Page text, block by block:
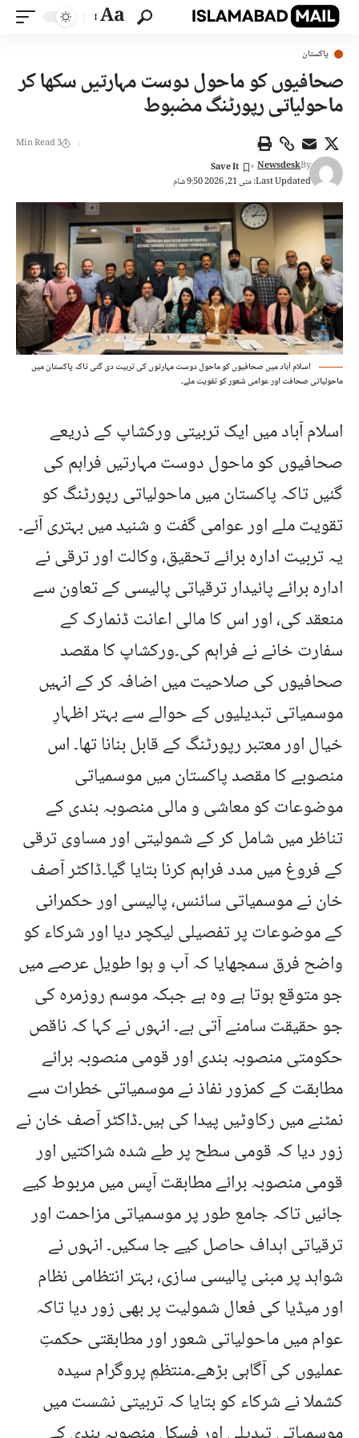
Aa
پاکستان
صحافیوں کو ماحول دوست مہارتیں سکھا کر
ماحولیاتی رپورٹنگ مضبوط
Last Updated: مئی 21, 2026 9:50 شام
By
Newsdesk
3 Min Read
اسلام آباد میں صحافیوں کو ماحول دوست مہارتوں کی تربیت دی گئی تاکہ پاکستان میں
ماحولیاتی صحافت اور عوامی شعور کو تقویت ملے۔
اسلام آباد میں ایک تربیتی ورکشاپ کے ذریعے
صحافیوں کو ماحول دوست مہارتیں فراہم کی
گئیں تاکہ پاکستان میں ماحولیاتی رپورٹنگ کو
تقویت ملے اور عوامی گفت و شنید میں بہتری آئے۔
یہ تربیت ادارہ برائے تحقیق، وکالت اور ترقی نے
ادارہ برائے پائیدار ترقیاتی پالیسی کے تعاون سے
منعقد کی، اور اس کا مالی اعانت ڈنمارک کے
سفارت خانے نے فراہم کی۔ورکشاپ کا مقصد
صحافیوں کی صلاحیت میں اضافہ کر کے انہیں
موسمیاتی تبدیلیوں کے حوالے سے بہتر اظہارِ
خیال اور معتبر رپورٹنگ کے قابل بنانا تھا۔ اس
منصوبے کا مقصد پاکستان میں موسمیاتی
موضوعات کو معاشی و مالی منصوبہ بندی کے
تناظر میں شامل کر کے شمولیتی اور مساوی ترقی
کے فروغ میں مدد فراہم کرنا بتایا گیا۔ڈاکٹر آصف
خان نے موسمیاتی سائنس، پالیسی اور حکمرانی
کے موضوعات پر تفصیلی لیکچر دیا اور شرکاء کو
واضح فرق سمجھایا کہ آب و ہوا طویل عرصے میں
جو متوقع ہوتا ہے وہ ہے جبکہ موسم روزمرہ کی
جو حقیقت سامنے آتی ہے۔ انہوں نے کہا کہ ناقص
حکومتی منصوبہ بندی اور قومی منصوبہ برائے
مطابقت کے کمزور نفاذ نے موسمیاتی خطرات سے
نمٹنے میں رکاوٹیں پیدا کی ہیں۔ڈاکٹر آصف خان نے
زور دیا کہ قومی سطح پر طے شدہ شراکتیں اور
قومی منصوبہ برائے مطابقت آپس میں مربوط کیے
جائیں تاکہ جامع طور پر موسمیاتی مزاحمت اور
ترقیاتی اہداف حاصل کیے جا سکیں۔ انہوں نے
شواہد پر مبنی پالیسی سازی، بہتر انتظامی نظام
اور میڈیا کی فعال شمولیت پر بھی زور دیا تاکہ
عوام میں ماحولیاتی شعور اور مطابقتی حکمتِ
عملیوں کی آگاہی بڑھے۔منتظمِ پروگرام سیدہ
کشملا نے شرکاء کو بتایا کہ تربیتی نشست میں